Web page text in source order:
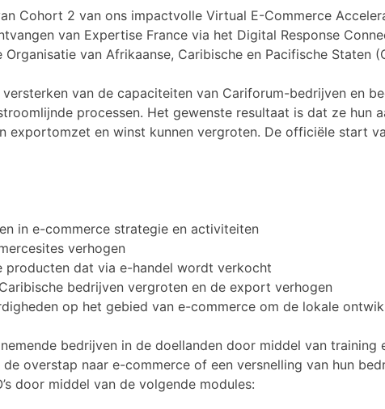
Cohort 2 van ons impactvolle Virtual E-Commerce
van Expertise France via het Digital Response
van Afrikaanse, Caribische en Pacifische Staten
van de capaciteiten van Cariforum-bedrijven en
processen. Het gewenste resultaat is dat ze hun
exportomzet en winst kunnen vergroten. De officiële start
in e-commerce strategie en activiteiten
verhogen
producten dat via e-handel wordt verkocht
bedrijven vergroten en de export verhogen
op het gebied van e-commerce om de lokale
bedrijven in de doellanden door middel van
overstap naar e-commerce of een versnelling van hun
door middel van de volgende modules: